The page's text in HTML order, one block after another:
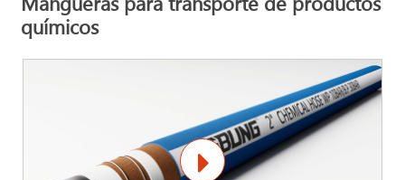
Mangueras para transporte de productos
químicos